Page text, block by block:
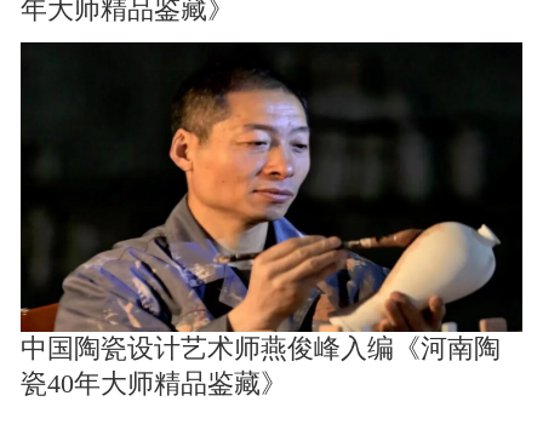
年大师精品鉴藏》
中国陶瓷设计艺术师燕俊峰入编《河南陶
瓷40年大师精品鉴藏》